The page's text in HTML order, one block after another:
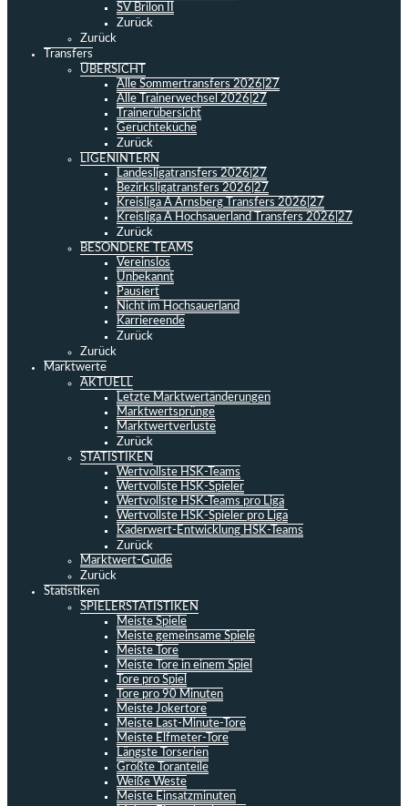
SV Brilon II
Zurück
Zurück
Transfers
ÜBERSICHT
Alle Sommertransfers 2026|27
Alle Trainerwechsel 2026|27
Trainerübersicht
Gerüchteküche
Zurück
LIGENINTERN
Landesligatransfers 2026|27
Bezirksligatransfers 2026|27
Kreisliga A Arnsberg Transfers 2026|27
Kreisliga A Hochsauerland Transfers 2026|27
Zurück
BESONDERE TEAMS
Vereinslos
Unbekannt
Pausiert
Nicht im Hochsauerland
Karriereende
Zurück
Zurück
Marktwerte
AKTUELL
Letzte Marktwertänderungen
Marktwertsprünge
Marktwertverluste
Zurück
STATISTIKEN
Wertvollste HSK-Teams
Wertvollste HSK-Spieler
Wertvollste HSK-Teams pro Liga
Wertvollste HSK-Spieler pro Liga
Kaderwert-Entwicklung HSK-Teams
Zurück
Marktwert-Guide
Zurück
Statistiken
SPIELERSTATISTIKEN
Meiste Spiele
Meiste gemeinsame Spiele
Meiste Tore
Meiste Tore in einem Spiel
Tore pro Spiel
Tore pro 90 Minuten
Meiste Jokertore
Meiste Last-Minute-Tore
Meiste Elfmeter-Tore
Längste Torserien
Größte Toranteile
Weiße Weste
Meiste Einsatzminuten